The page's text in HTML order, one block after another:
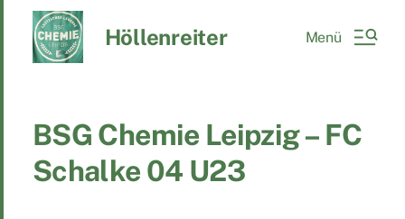
Höllenreiter Menü
BSG Chemie Leipzig – FC
Schalke 04 U23